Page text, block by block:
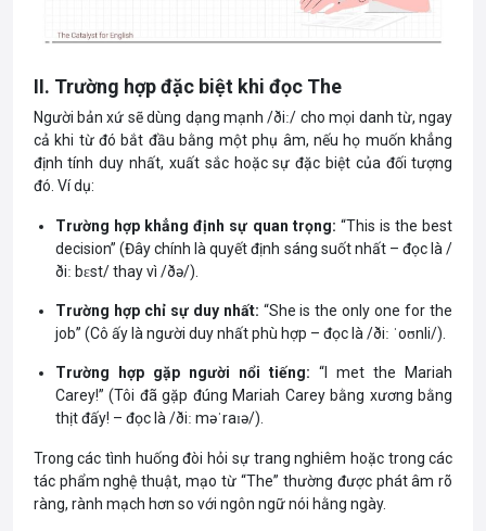
II. Trường hợp đặc biệt khi đọc The
Người bản xứ sẽ dùng dạng mạnh /ðiː/ cho mọi danh từ, ngay
cả khi từ đó bắt đầu bằng một phụ âm, nếu họ muốn khẳng
định tính duy nhất, xuất sắc hoặc sự đặc biệt của đối tượng
đó. Ví dụ:
Trường hợp khẳng định sự quan trọng: “This is the best
decision” (Đây chính là quyết định sáng suốt nhất – đọc là /
ðiː bɛst/ thay vì /ðə/).
Trường hợp chỉ sự duy nhất: “She is the only one for the
job” (Cô ấy là người duy nhất phù hợp – đọc là /ðiː ˈoʊnli/).
Trường hợp gặp người nổi tiếng: “I met the Mariah
Carey!” (Tôi đã gặp đúng Mariah Carey bằng xương bằng
thịt đấy! – đọc là /ðiː məˈraɪə/).
Trong các tình huống đòi hỏi sự trang nghiêm hoặc trong các
tác phẩm nghệ thuật, mạo từ “The” thường được phát âm rõ
ràng, rành mạch hơn so với ngôn ngữ nói hằng ngày.